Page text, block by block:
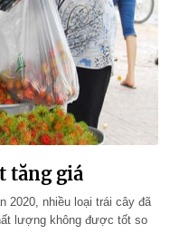
tăng giá
2020, nhiều loại trái cây đã
lượng không được tốt so